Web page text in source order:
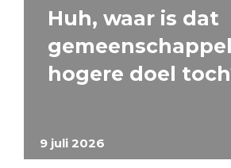
9 juli 2026
Huh, waar is dat
hogere doel